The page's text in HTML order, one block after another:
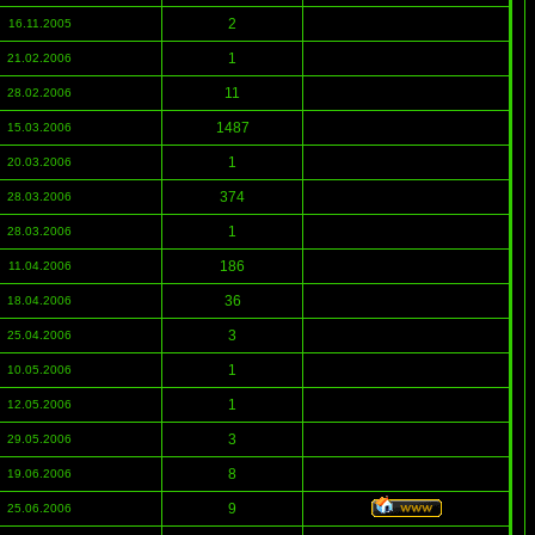
16.11.2005 2
21.02.2006 1
28.02.2006 11
15.03.2006 1487
20.03.2006 1
28.03.2006 374
28.03.2006 1
11.04.2006 186
18.04.2006 36
25.04.2006 3
10.05.2006 1
12.05.2006 1
29.05.2006 3
19.06.2006 8
25.06.2006 9